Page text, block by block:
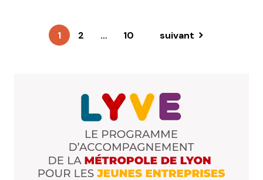
1 2 … 10 suivant